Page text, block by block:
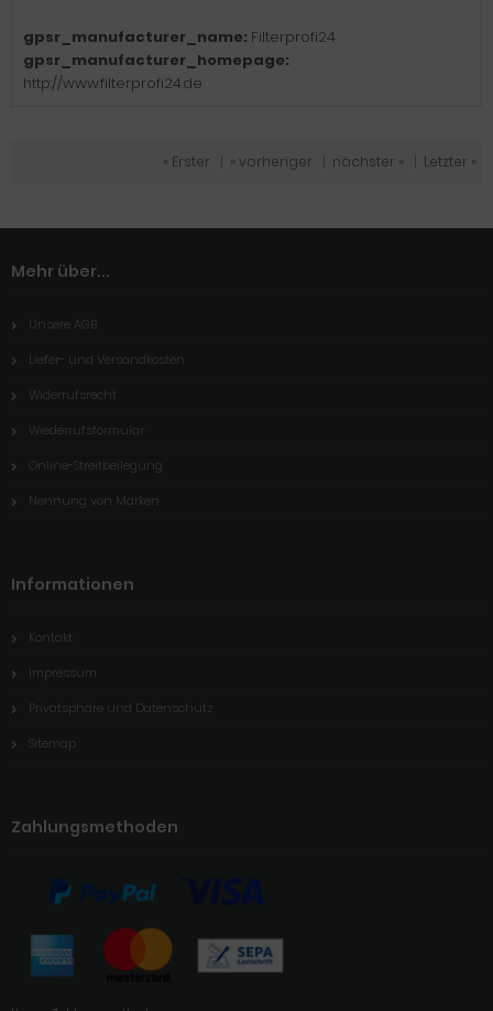
gpsr_manufacturer_name: Filterprofi24
gpsr_manufacturer_homepage:
http://www.filterprofi24.de
« Erster « vorheriger nächster » Letzter »
Mehr über...
Unsere AGB
Liefer- und Versandkosten
Widerrufsrecht
Wiederrufsformular
Online-Streitbeilegung
Nennung von Marken
Informationen
Kontakt
Impressum
Privatsphäre und Datenschutz
Sitemap
Zahlungsmethoden